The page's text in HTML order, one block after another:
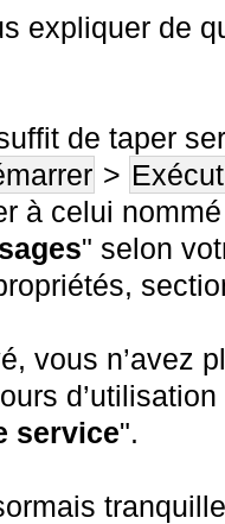
expliquer de
de taper
>
à celui
" selon
vous n’avez
service".